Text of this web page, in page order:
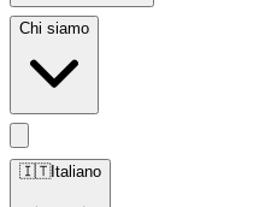
Chi siamo
🇮🇹Italiano